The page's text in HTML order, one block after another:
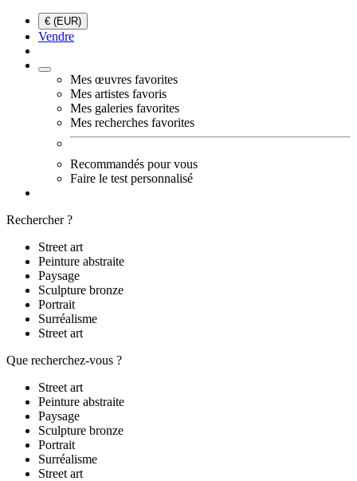
€ (EUR)
Vendre
Mes œuvres favorites
Mes artistes favoris
Mes galeries favorites
Mes recherches favorites
Recommandés pour vous
Faire le test personnalisé
Rechercher ?
Street art
Peinture abstraite
Paysage
Sculpture bronze
Portrait
Surréalisme
Street art
Que recherchez-vous ?
Street art
Peinture abstraite
Paysage
Sculpture bronze
Portrait
Surréalisme
Street art